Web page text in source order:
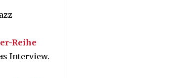
Reihe
Interview.